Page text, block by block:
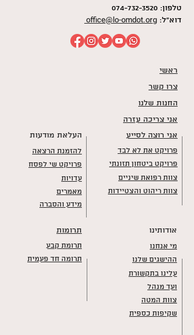
טלפון: 074-732-3520
דוא"ל: office@lo-omdot.org
ראשי
צרו קשר
החנות שלנו
אני צריכה עזרה
העלאת מודעות
להזמנת הרצאה
פרויקט שי לפסח
עדויות
מאמרים
מידע והסברה
אני רוצה לסייע
פרויקט את לא לבד
פרויקט ביטחון תזונתי
צוות רפואת שיניים
צוות ריהוט והצטיידות
תרומות
תרומת קבע
תרומה חד פעמית
אודותינו
מי אנחנו
ההישגים שלנו
עלינו בתקשורת
ועד מנהל
צוות המטה
שקיפות כספית